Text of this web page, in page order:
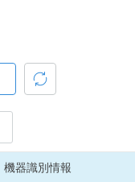
機器識別情報